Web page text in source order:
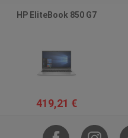
HP EliteBook 850 G7
419,21 €